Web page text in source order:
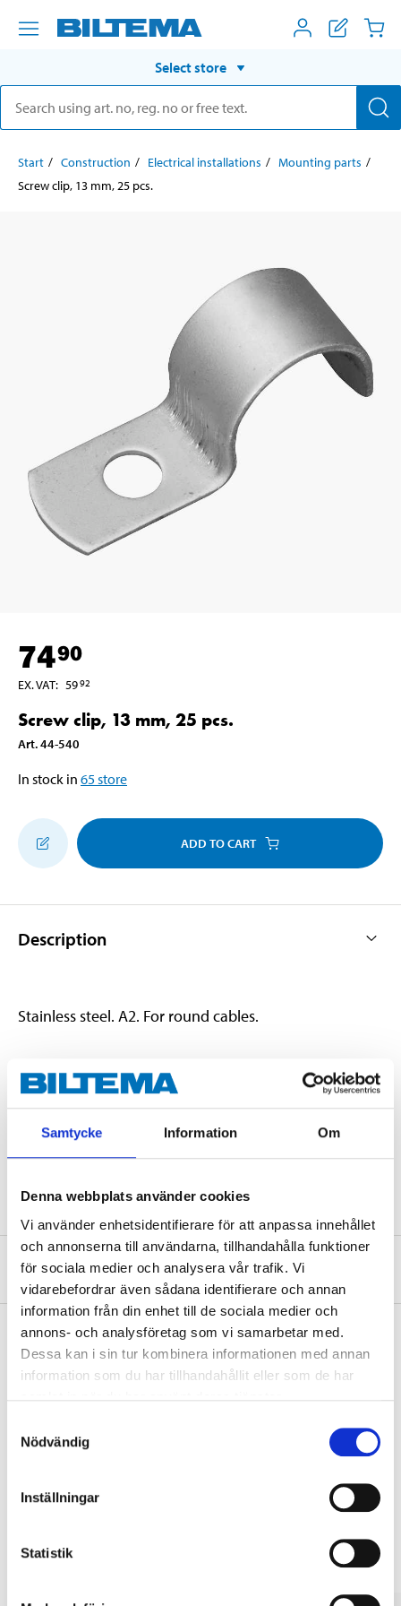
Samtycke Information Om
Denna webbplats använder cookies
Vi använder enhetsidentifierare för att anpassa innehållet
och annonserna till användarna, tillhandahålla funktioner
för sociala medier och analysera vår trafik. Vi
vidarebefordrar även sådana identifierare och annan
information från din enhet till de sociala medier och
annons- och analysföretag som vi samarbetar med.
Dessa kan i sin tur kombinera informationen med annan
information som du har tillhandahållit eller som de har
Nödvändig
Inställningar
Statistik
Select store
Start Construction Electrical installations
Mounting parts
Screw clip, 13 mm, 25 pcs.
7490
EX. VAT: 5992
Screw clip, 13 mm, 25 pcs.
Art.44-540
In stock in 65store
ADD TO CART
Description
Stainless steel. A2. For round cables.
Technical specifications
Diameter
13 mm
About the manufacturer
Pay & Collect
Pay & Collect in your local store within 2 hours! For more information
Other customers also bought